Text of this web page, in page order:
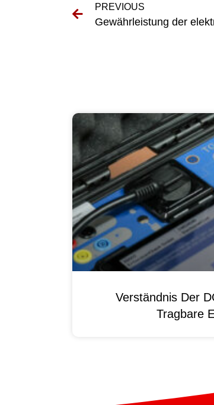
PREVIOUS
Verständnis Der
Tragbare